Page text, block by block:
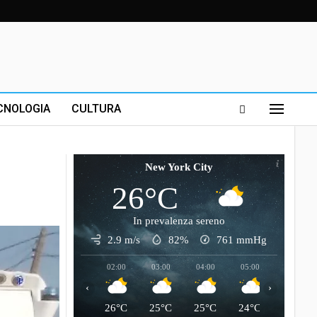
CULTURA
New York City
26°C
In prevalenza sereno
2.9 m/s
82% 761 mmHg
02:00
26°C
03:00
25°C
04:00
25°C
05:00
24°C
‹ ›